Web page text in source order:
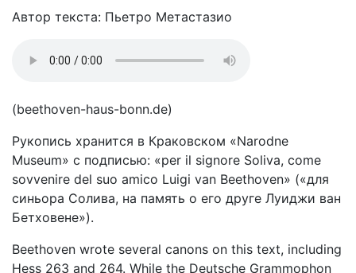
Автор текста: Пьетро Метастазио
(beethoven-haus-bonn.de)
Рукопись хранится в Краковском «Narodne
Museum» с подписью: «per il signore Soliva, come
sovvenire del suo amico Luigi van Beethoven» («для
синьора Солива, на память о его друге Луиджи ван
Бетховене»).
Beethoven wrote several canons on this text, including
Hess 263 and 264. While the Deutsche Grammophon